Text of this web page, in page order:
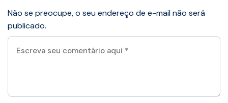
Não se preocupe, o seu endereço de e-mail não será
publicado.
Escreva
seu